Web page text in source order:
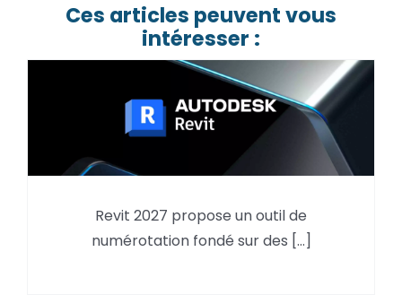
Ces articles peuvent vous
intéresser :
La numérotation : Nouveauté Revit 2027
Revit 2027 propose un outil de
numérotation fondé sur des [...]